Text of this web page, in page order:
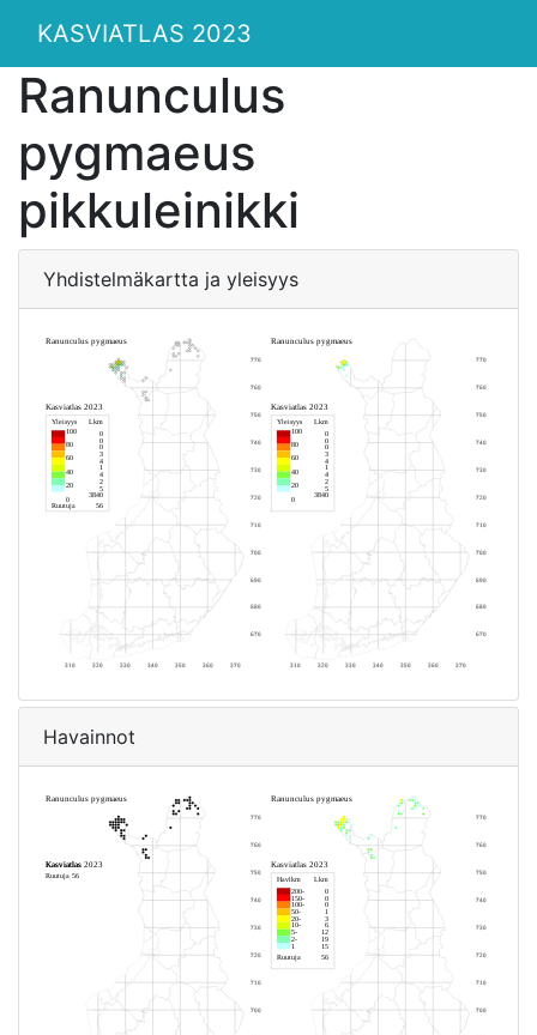
KASVIATLAS 2023
Ranunculus
pygmaeus
pikkuleinikki
Yhdistelmäkartta ja yleisyys
Havainnot